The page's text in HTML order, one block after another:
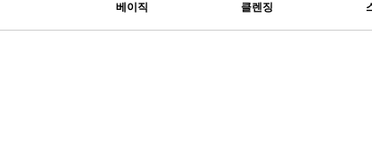
베이직 클렌징